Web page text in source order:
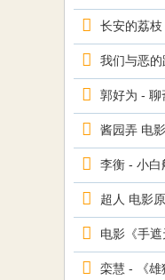
长安的荔枝
我们与恶的
郭好为 - 聊
酱园弄 电
李衡 - 小白
超人 电影
电影《手
栾慧 - 《雄